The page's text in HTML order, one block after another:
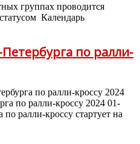
группах проводится
Календарь
по ралли-
по ралли-кроссу 2024 01-
ралли-кроссу стартует на